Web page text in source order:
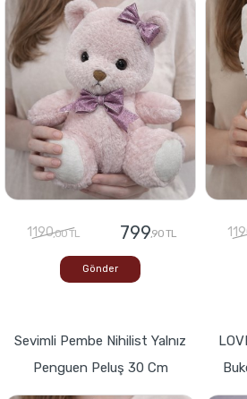
1190,00 TL 799,90 TL
Gönder
Sevimli Pembe Nihilist Yalnız
Penguen Peluş 30 Cm